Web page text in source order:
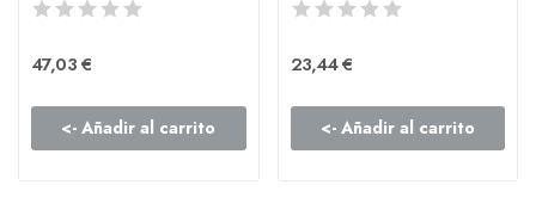
47,03 €
<- Añadir al carrito
23,44 €
<- Añadir al carrito